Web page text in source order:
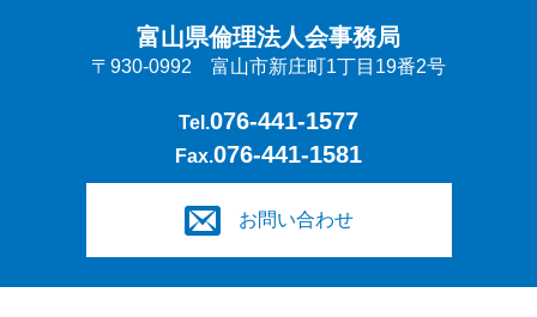
富山県倫理法人会事務局
〒930-0992 富山市新庄町1丁目19番2号
Tel.076-441-1577
Fax.076-441-1581
お問い合わせ